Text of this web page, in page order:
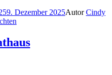
9. Dezember 2025AutorCindy